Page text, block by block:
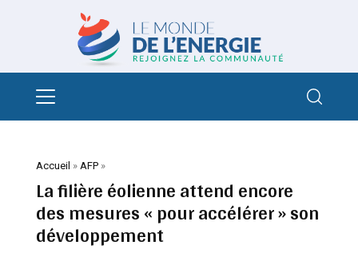
Accueil » AFP»
La filière éolienne attend encore
des mesures « pour accélérer » son
développement